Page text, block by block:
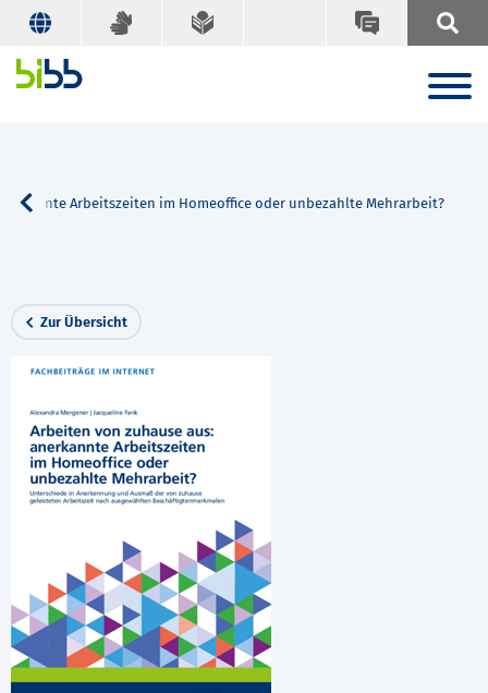
Arbeitszeiten im Homeoffice oder unbezahlte Mehrarbeit?
Zur Übersicht